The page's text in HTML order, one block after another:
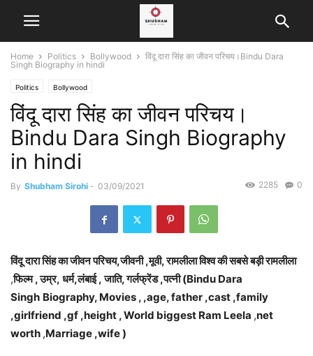
Home Politics Bollywood
विंदू दारा सिंह का जीवन परिचय।Bindu Dara
Singh Biography in hindi
Politics Bollywood
विंदू दारा सिंह का जीवन परिचय।
Bindu Dara Singh Biography
in hindi
By Shubham Sirohi - 03/09/2021 0
2285
विंदू दारा सिंह का जीवन परिचय,जीवनी ,मूवी, रामलीला विश्व की सबसे बड़ी रामलीला
,फिल्म , उम्र, धर्म,लंबाई ,जाति, गर्लफ्रेंड ,पत्नी (Bindu Dara
Singh Biography, Movies , ,age, father ,cast ,family
,girlfriend ,gf ,height ,World biggest Ram Leela ,net
worth ,Marriage ,wife )